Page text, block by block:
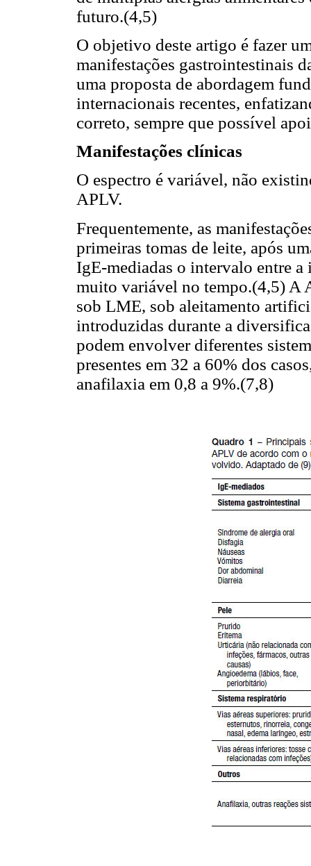
futuro.(4,5)
O objetivo deste artigo é fazer
manifestações gastrointestinais
uma proposta de abordagem
internacionais recentes,
correto, sempre que possível
Manifestações clínicas
O espectro é variável, não
APLV.
Frequentemente, as
primeiras tomas de leite, após
IgE-mediadas o intervalo entre a
muito variável no tempo.(4,5) A
sob LME, sob aleitamento
introduzidas durante a
podem envolver diferentes
presentes em 32 a 60% dos
anafilaxia em 0,8 a 9%.(7,8)